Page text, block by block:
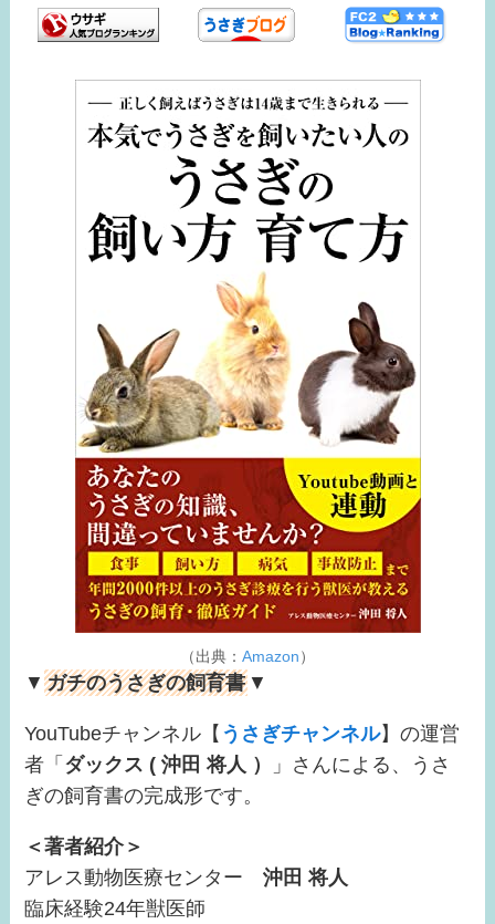
（出典： Amazon）
▼ガチのうさぎの飼育書 ▼
YouTubeチャンネル【 うさぎチャンネル】の運営
者「 ダックス ( 沖田 将人 ）
」さんによる、うさ
ぎの飼育書の完成形です。
＜著者紹介＞
アレス動物医療センター沖田 将人
臨床経験24年獣医師